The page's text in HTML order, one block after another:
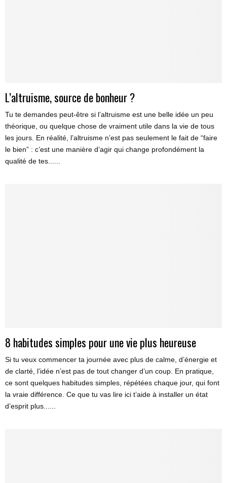
L’altruisme, source de bonheur ?
Tu te demandes peut-être si l’altruisme est une belle idée un peu
théorique, ou quelque chose de vraiment utile dans la vie de tous
les jours. En réalité, l’altruisme n’est pas seulement le fait de “faire
le bien” : c’est une manière d’agir qui change profondément la
qualité de tes......
8 habitudes simples pour une vie plus heureuse
Si tu veux commencer ta journée avec plus de calme, d’énergie et
de clarté, l’idée n’est pas de tout changer d’un coup. En pratique,
ce sont quelques habitudes simples, répétées chaque jour, qui font
la vraie différence. Ce que tu vas lire ici t’aide à installer un état
d’esprit plus......